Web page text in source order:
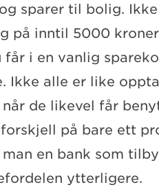
sparer til bolig.
på inntil 5000
får i en vanlig
Ikke alle er like
når de likevel får
på bare ett
en bank som
ytterligere.